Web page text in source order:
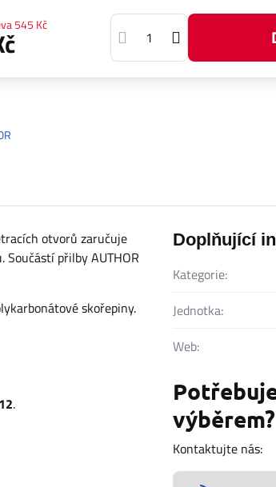
545 Kč
otvorů zaručuje
přilby AUTHOR
skořepiny.
.
Doplňující
Kategorie:
Jednotka:
Web:
výběrem?
Kontaktujte nás: